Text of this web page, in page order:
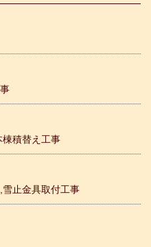
積替え工事
止金具取付工事